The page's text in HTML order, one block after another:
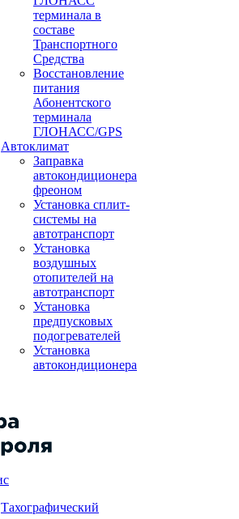
терминала в
составе
Транспортного
Средства
Восстановление
питания
Абонентского
терминала
ГЛОНАСС/GPS
Автоклимат
Заправка
автокондиционера
фреоном
Установка сплит-
системы на
автотранспорт
Установка
воздушных
отопителей на
автотранспорт
Установка
предпусковых
подогревателей
Установка
автокондиционера
Тахографический